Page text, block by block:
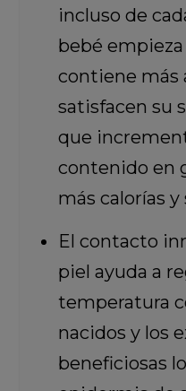
incluso de
bebé
contiene más
satisfacen su
que
contenido en
más calorías
El contacto
piel ayuda a
temperatura
nacidos y los
beneficiosas